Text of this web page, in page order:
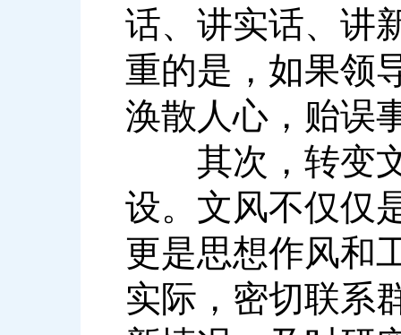
话、讲实话、讲
重的是，如果领
涣散人心，贻误
其次，转变文
设。文风不仅仅
更是思想作风和
实际，密切联系